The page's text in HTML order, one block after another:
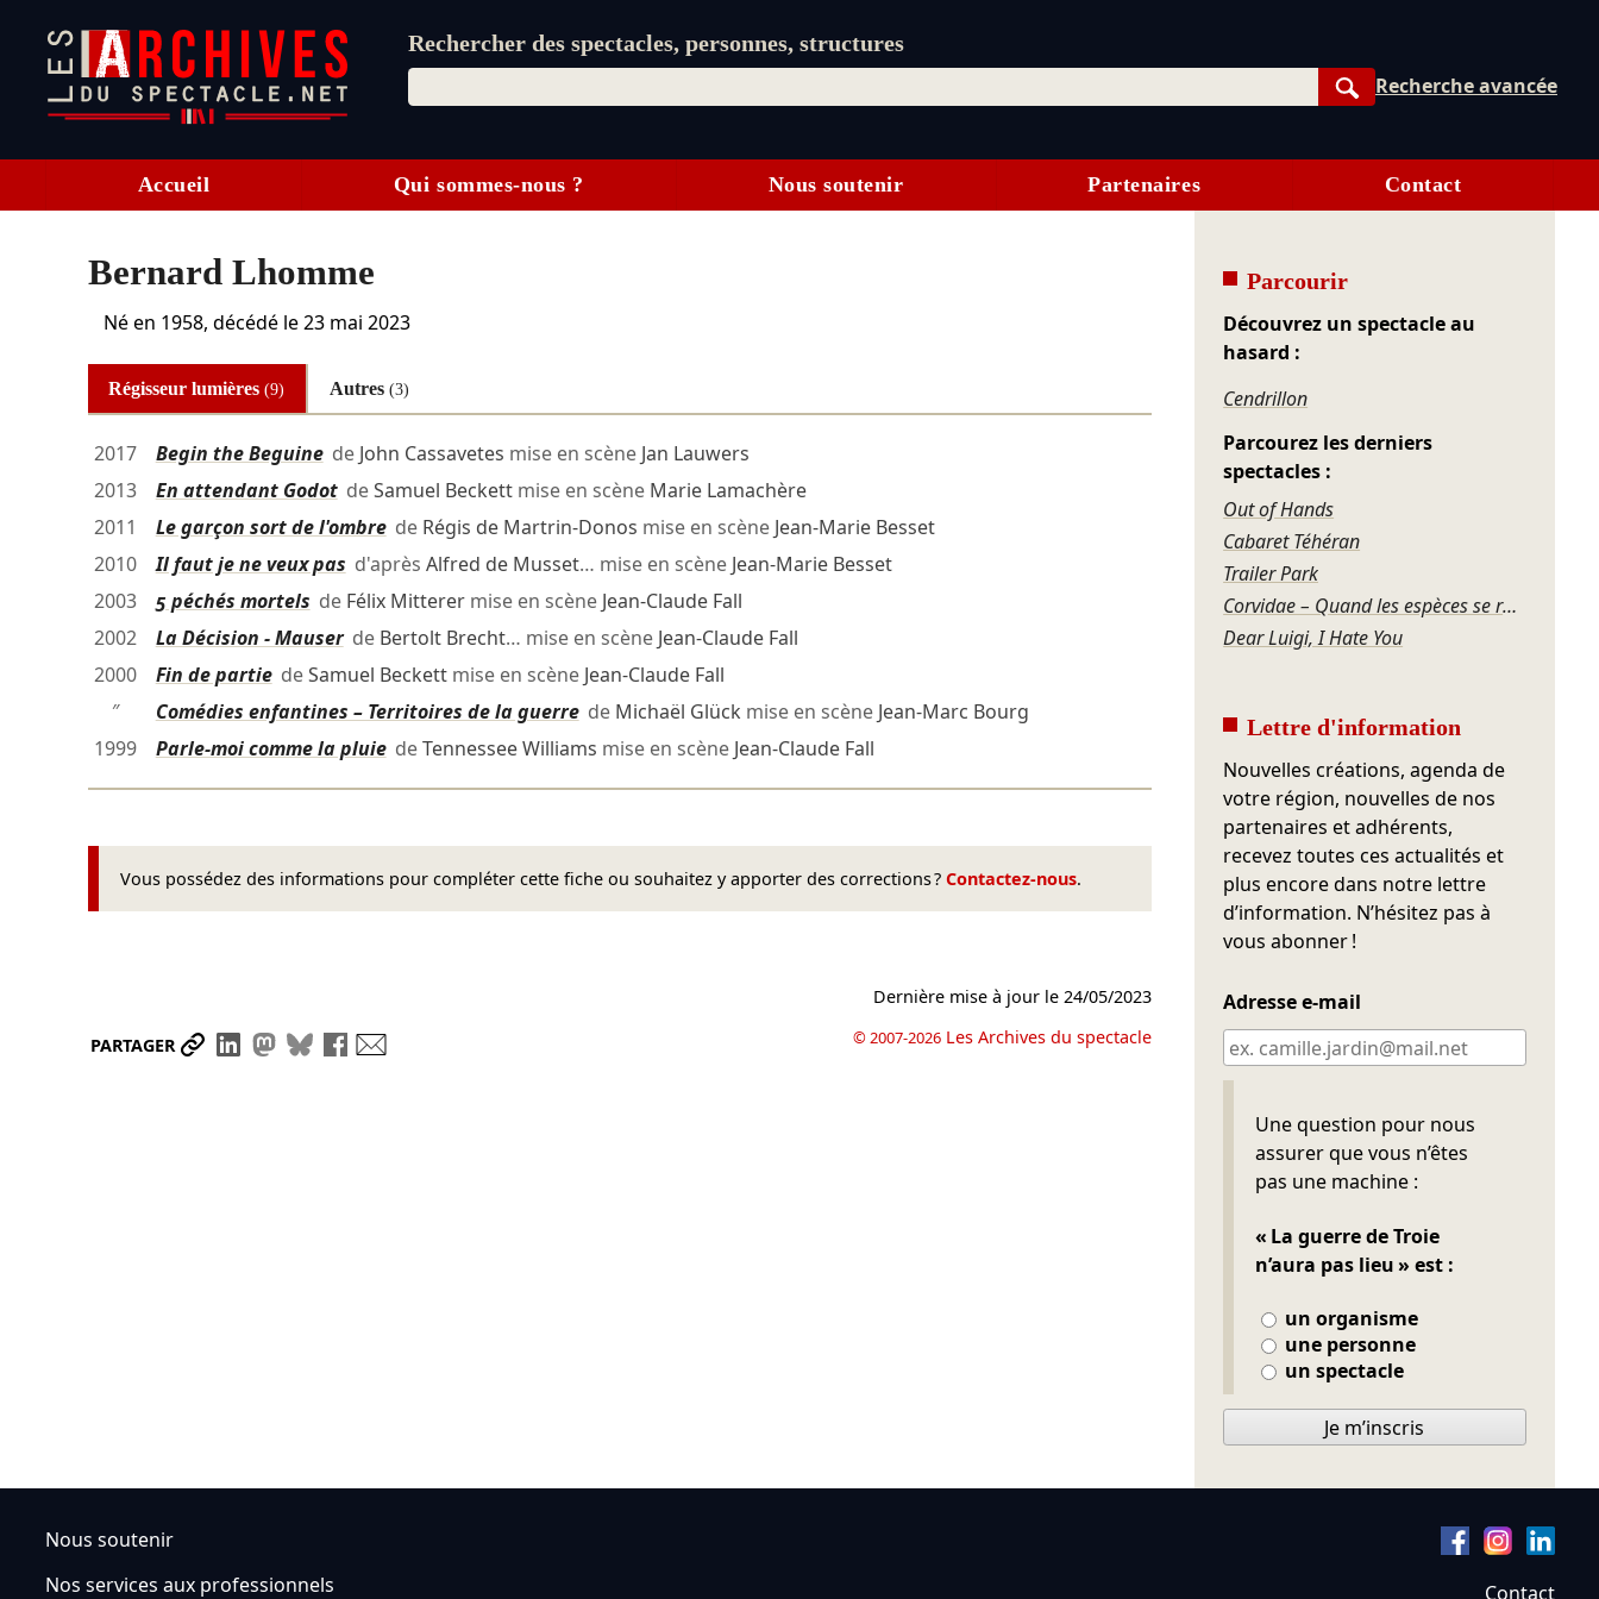
Rechercher des spectacles, personnes, structures
Rechercher
Recherche avancée
Accueil Qui sommes-nous ? Nous soutenir Partenaires Contact
Bernard Lhomme
Né en 1958, décédé le23 mai 2023
Régisseur lumières(9) Autres (3)
2017 Begin the Beguinede John Cassavetes mise en scène Jan Lauwers
2013
En attendant GodotdeSamuel Beckettmise en scène Marie Lamachère
2011
Le garçon sort de l'ombrede Régis de Martrin-Donos mise en scène Jean-Marie Besset
2010
Il faut je ne veux pas d'après Alfred de Musset… mise en scène Jean-Marie Besset
2003
5 péchés mortels de Félix Mitterermise en scène Jean-Claude Fall
2002
La Décision - Mauserde Bertolt Brecht… mise en scène Jean-Claude Fall
2000
Fin de partiedeSamuel Beckettmise en scène Jean-Claude Fall
″
Comédies enfantines – Territoires de la guerrede Michaël Glück mise en scène Jean-Marc Bourg
1999
Parle-moi comme la pluiedeTennessee Williams mise en scène Jean-Claude Fall
Vous possédez des informations pour compléter cette fiche ou souhaitez y apporter des corrections ? Contactez-nous.
PARTAGER Partager le lien
Partager sur LinkedIn
Partager sur Mastodon
Partager sur Bluesky
Partager sur Facebook
Dernière mise à jour le24/05/2023
© 2007-2026 Les Archives du spectacle
Parcourir
Découvrez un spectacle au
hasard :
Cendrillon
Parcourez les derniers
spectacles :
Out of Hands
Cabaret Téhéran
Trailer Park
Corvidae – Quand les espèces se regardent
Dear Luigi, I Hate You
Lettre d'information
Nouvelles créations, agenda de
votre région, nouvelles de nos
partenaires et adhérents,
recevez toutes ces actualités et
plus encore dans notre lettre
d’information. N’hésitez pas à
vous abonner !
Adresse e-mail
Une question pour nous
assurer que vous n’êtes
pas une machine :
« La guerre de Troie
n’aura pas lieu » est :
un organisme
une personne
un spectacle
Ne pas remplir
Je m’inscris
Nous soutenir
Nos services aux professionnels
Contact